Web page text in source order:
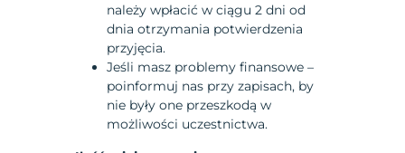
należy wpłacić w ciągu 2 dni od
dnia otrzymania potwierdzenia
przyjęcia.
Jeśli masz problemy finansowe –
poinformuj nas przy zapisach, by
nie były one przeszkodą w
możliwości uczestnictwa.